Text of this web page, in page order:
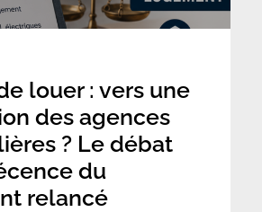
louer : vers une
des agences
? Le débat
du
relancé